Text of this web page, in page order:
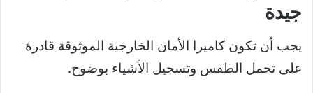
جيدة
يجب أن تكون كاميرا الأمان الخارجية الموثوقة قادرة
على تحمل الطقس وتسجيل الأشياء بوضوح.